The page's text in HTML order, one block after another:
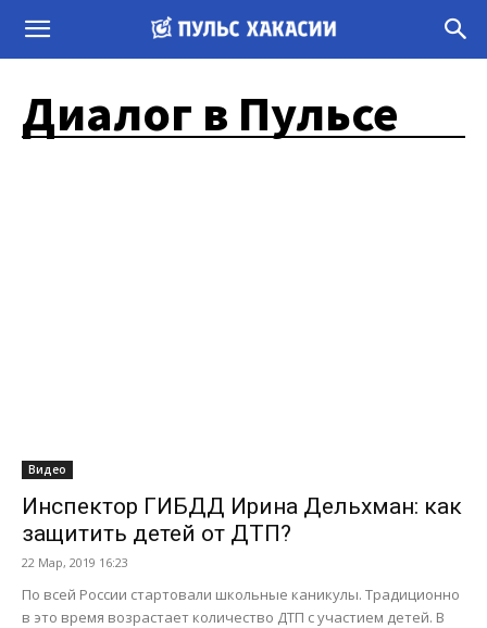
Диалог в Пульсе
Видео
Инспектор ГИБДД Ирина Дельхман: как
защитить детей от ДТП?
22 Мар, 2019 16:23
По всей России стартовали школьные каникулы. Традиционно
в это время возрастает количество ДТП с участием детей. В